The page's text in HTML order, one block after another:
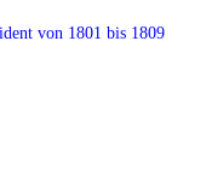
von 1801 bis 1809